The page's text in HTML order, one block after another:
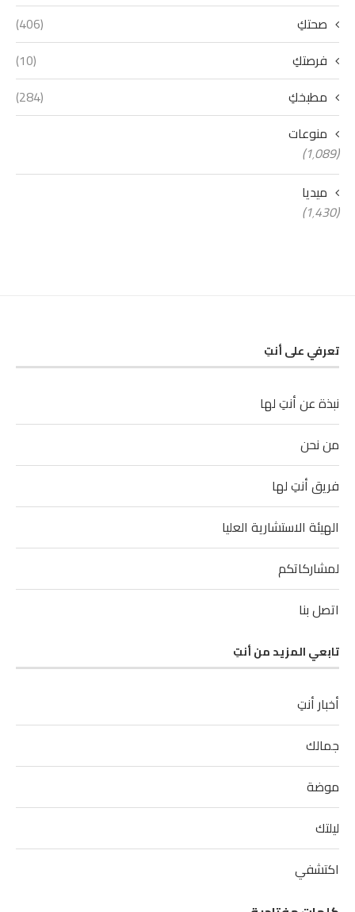
صحتكِ
(406)
فرصتكِ
(10)
مطبخكِ
(284)
منوعات
(1٬089)
ميديا
(1٬430)
تعرفي على أنتِ
نبذة عن أنتِ لها
من نحن
فريق أنتِ لها
الهيئة الاستشارية العليا
لمشاركاتكم
اتصل بنا
تابعي المزيد من أنتِ
أخبار أنتِ
جمالك
موضة
ليلتك
اكتشفي